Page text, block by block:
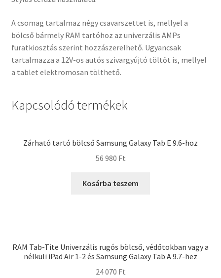
A csomag tartalmaz négy csavarszettet is, mellyel a
bölcső bármely RAM tartóhoz az univerzális AMPs
furatkiosztás szerint hozzászerelhető. Ugyancsak
tartalmazza a 12V-os autós szivargyújtó töltőt is, mellyel
a tablet elektromosan tölthető.
Kapcsolódó termékek
Zárható tartó bölcső Samsung Galaxy Tab E 9.6-hoz
56 980 Ft
Kosárba teszem
RAM Tab-Tite Univerzális rugós bölcső, védőtokban vagy a
nélküli iPad Air 1-2 és Samsung Galaxy Tab A 9.7-hez
24 070 Ft